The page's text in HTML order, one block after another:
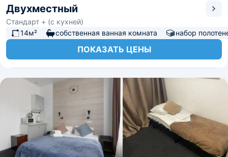
Двухместный
Стандарт + (с кухней)
14м²
собственная ванная комната набор
ПОКАЗАТЬ ЦЕНЫ